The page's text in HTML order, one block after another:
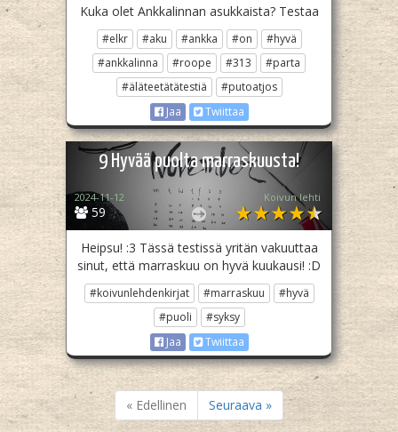
Kuka olet Ankkalinnan asukkaista? Testaa
#elkr #aku #ankka #on
#hyvä
#ankkalinna
#roope #313
#parta
#äläteetätätestiä
#putoatjos
Jaa
Twiittaa
9 Hyvää puolta marraskuusta!
59
2024-11-12 Koivun lehti
Heipsu! :3 Tässä testissä yritän vakuuttaa
sinut, että marraskuu on hyvä kuukausi! :D
#koivunlehdenkirjat #marraskuu
#hyvä
#puoli
#syksy
Jaa
Twiittaa
« Edellinen Seuraava »